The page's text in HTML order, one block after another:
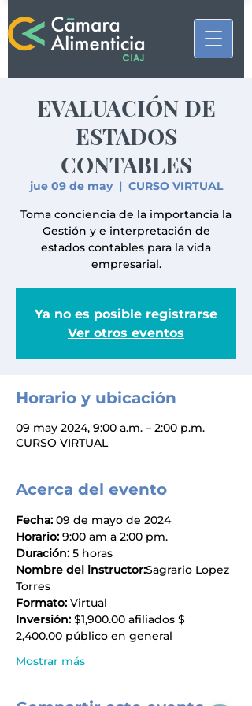
EVALUACIÓN DE
ESTADOS
CONTABLES
jue 09 de may
  |
CURSO VIRTUAL
Toma conciencia de la importancia la
Gestión y e interpretación de
estados contables para la vida
empresarial.
Ya no es posible registrarse
Ver otros eventos
Horario y ubicación
09 may 2024, 9:00 a.m. – 2:00 p.m.
CURSO VIRTUAL
Acerca del evento
Fecha: 09 de mayo de 2024
Horario: 9:00 am a 2:00 pm.
Duración: 5 horas
Nombre del instructor:Sagrario Lopez
Torres
Formato: Virtual
Inversión: $1,900.00 afiliados $
2,400.00 público en general
Mostrar más